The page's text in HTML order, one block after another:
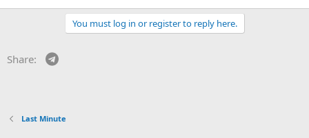
You must log in or register to reply here.
Share:
Last Minute